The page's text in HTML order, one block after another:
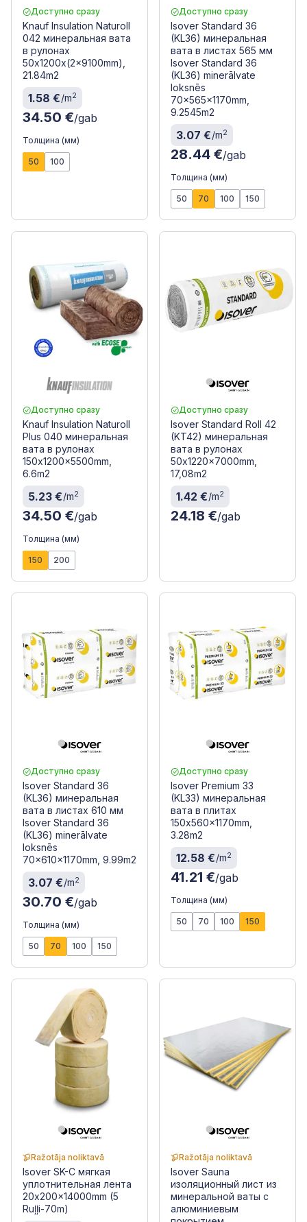
Доступно сразу
Knauf Insulation Naturoll
042 минеральная вата
в рулонах
50x1200x(2x9100mm),
21.84m2
1.58 €/m2
34.50 €/gab
Толщина (мм)
50 100
Доступно сразу
Isover Standard 36
(KL36) минеральная
вата в листах 565 мм
Isover Standard 36
(KL36) minerālvate
loksnēs
70x565x1170mm,
9.2545m2
3.07 €/m2
28.44 €/gab
Толщина (мм)
50 70 100 150
Доступно сразу
Knauf Insulation Naturoll
Plus 040 минеральная
вата в рулонах
150x1200x5500mm,
6.6m2
5.23 €/m2
34.50 €/gab
Толщина (мм)
150 200
Доступно сразу
Isover Standard Roll 42
(KT42) минеральная
вата в рулонах
50x1220x7000mm,
17,08m2
1.42 €/m2
24.18 €/gab
Доступно сразу
Isover Standard 36
(KL36) минеральная
вата в листах 610 мм
Isover Standard 36
(KL36) minerālvate
loksnēs
70x610x1170mm, 9.99m2
3.07 €/m2
30.70 €/gab
Толщина (мм)
50 70 100 150
Доступно сразу
Isover Premium 33
(KL33) минеральная
вата в плитах
150x560x1170mm,
3.28m2
12.58 €/m2
41.21 €/gab
Толщина (мм)
50 70 100 150
Ražotāja noliktavā
Isover SK-C мягкая
уплотнительная лента
20x200x14000mm (5
Ruļļi-70m)
Ražotāja noliktavā
Isover Sauna
изоляционный лист из
минеральной ваты с
алюминиевым